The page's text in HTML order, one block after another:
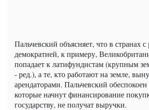
Пальчевский объясняет, что в странах с
демократией, к примеру,
попадает к латифундистам (крупным
- ред.), а те, кто работают на земле,
арендаторами. Пальчевский
которые начнут финансирование
государству, не получат выручки.